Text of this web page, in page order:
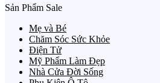
Sản Phẩm Sale
Mẹ và Bé
Chăm Sóc Sức Khỏe
Điện Tử
Mỹ Phẩm Làm Đẹp
Nhà Cửa Đời Sống